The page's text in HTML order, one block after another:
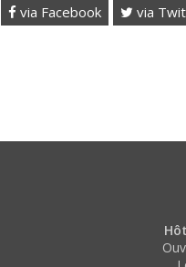
via Facebook via